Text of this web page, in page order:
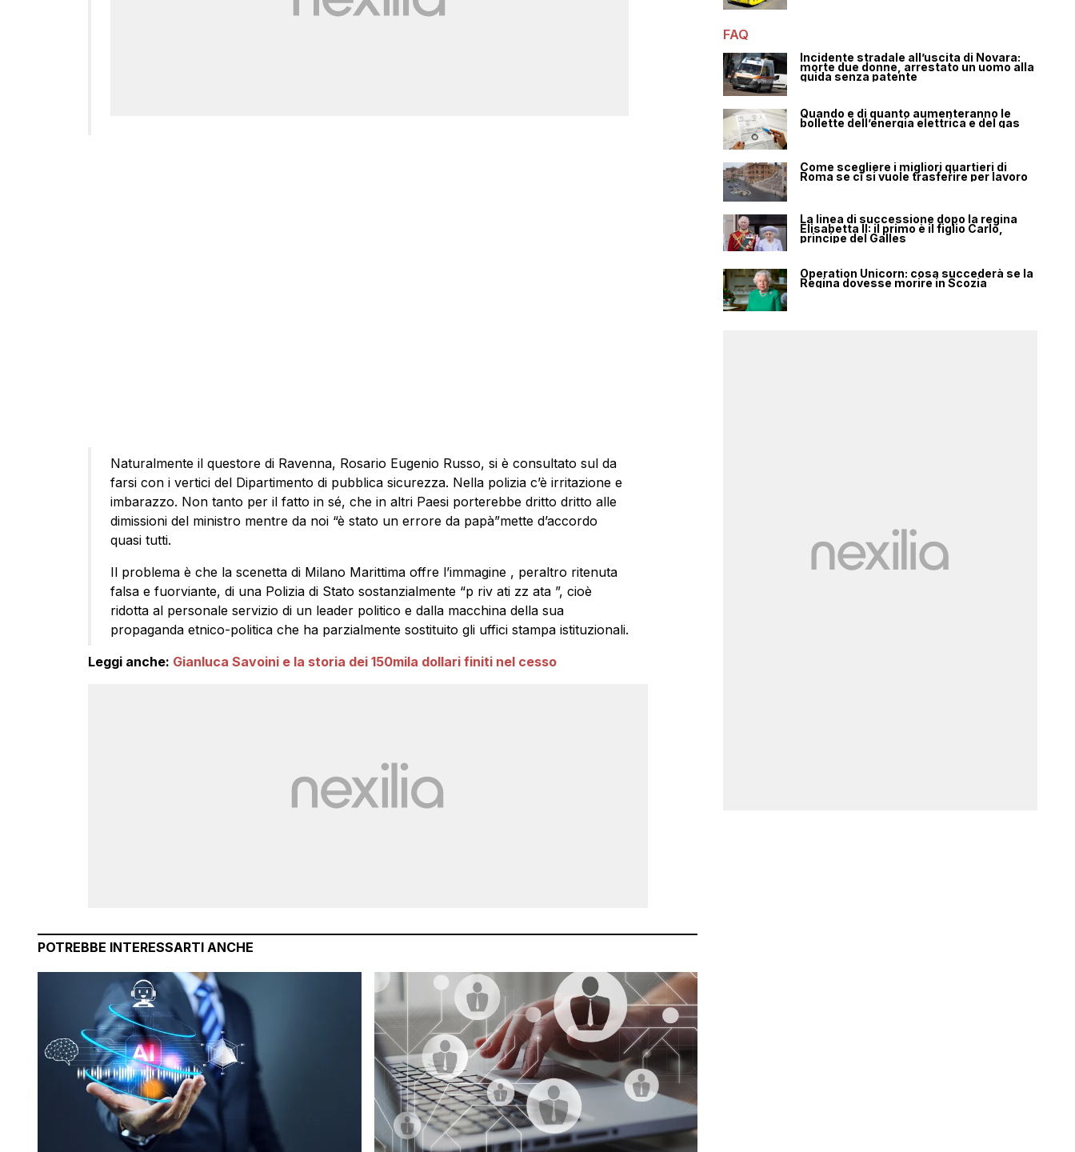
Naturalmente il questore di Ravenna, Rosario Eugenio Russo, si è consultato sul da
farsi con i vertici del Dipartimento di pubblica sicurezza. Nella polizia c’è irritazione e
imbarazzo. Non tanto per il fatto in sé, che in altri Paesi porterebbe dritto dritto alle
dimissioni del ministro mentre da noi “è stato un errore da papà”mette d’accordo
quasi tutti.
Il problema è che la scenetta di Milano Marittima offre l’immagine , peraltro ritenuta
falsa e fuorviante, di una Polizia di Stato sostanzialmente “p riv ati zz ata ”, cioè
ridotta al personale servizio di un leader politico e dalla macchina della sua
propaganda etnico-politica che ha parzialmente sostituito gli uffici stampa istituzionali.
Leggi anche: Gianluca Savoini e la storia dei 150mila dollari finiti nel cesso
POTREBBE INTERESSARTI ANCHE
FAQ
Incidente stradale all’uscita di Novara:
morte due donne, arrestato un uomo alla
guida senza patente
Quando e di quanto aumenteranno le
bollette dell’energia elettrica e del gas
Come scegliere i migliori quartieri di
Roma se ci si vuole trasferire per lavoro
La linea di successione dopo la regina
Elisabetta II: il primo è il figlio Carlo,
principe del Galles
Operation Unicorn: cosa succederà se la
Regina dovesse morire in Scozia